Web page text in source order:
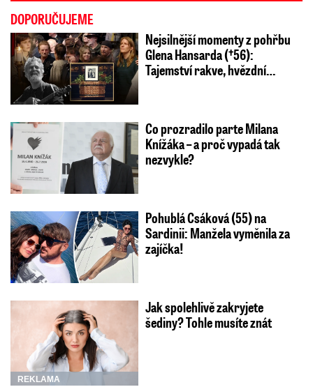
DOPORUČUJEME
Nejsilnější momenty z pohřbu
Glena Hansarda (†56):
Tajemství rakve, hvězdní…
Co prozradilo parte Milana
Knížáka – a proč vypadá tak
nezvykle?
Pohublá Csáková (55) na
Sardinii: Manžela vyměnila za
zajíčka!
REKLAMA
Jak spolehlivě zakryjete
šediny? Tohle musíte znát